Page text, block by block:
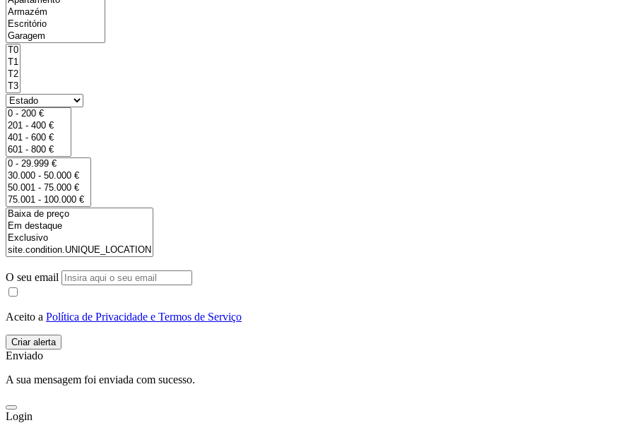
O seu email
Aceito a Política de Privacidade e Termos de Serviço
Enviado
A sua mensagem foi enviada com sucesso.
Login